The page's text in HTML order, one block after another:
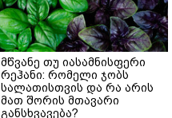
მწვანე თუ იასამნისფერი
რეჰანი: რომელი ჯობს
სალათისთვის და რა არის
მათ შორის მთავარი
განსხვავება?